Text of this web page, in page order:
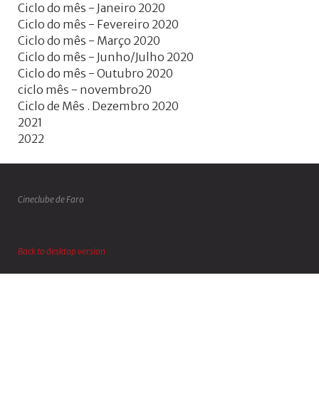
Ciclo do mês - Janeiro 2020
Ciclo do mês - Fevereiro 2020
Ciclo do mês - Março 2020
Ciclo do mês - Junho/Julho 2020
Ciclo do mês - Outubro 2020
ciclo mês - novembro20
Ciclo de Mês . Dezembro 2020
2021
2022
Cineclube de Faro
Back to desktop version